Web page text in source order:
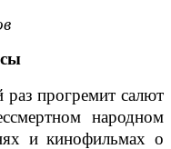
прогремит салют
народном
и кинофильмах о